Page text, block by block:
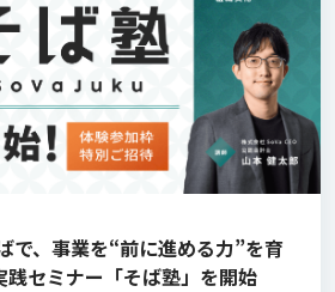
で、事業を“前に進める力”を育
践セミナー「そば塾」を開始